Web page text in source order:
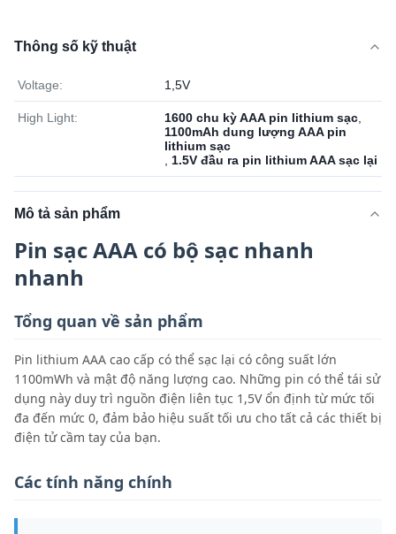
Thông số kỹ thuật
Voltage: 1,5V
High Light: 1600 chu kỳ AAA pin lithium sạc
1100mAh dung lượng AAA pin
lithium sạc
1.5V đầu ra pin lithium AAA sạc lại
Mô tả sản phẩm
Pin sạc AAA có bộ sạc nhanh
nhanh
Tổng quan về sản phẩm
Pin lithium AAA cao cấp có thể sạc lại có công suất lớn
1100mWh và mật độ năng lượng cao. Những pin có thể tái sử
dụng này duy trì nguồn điện liên tục 1,5V ổn định từ mức tối
đa đến mức 0, đảm bảo hiệu suất tối ưu cho tất cả các thiết bị
điện tử cầm tay của bạn.
Các tính năng chính